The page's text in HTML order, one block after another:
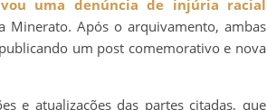
uma denúncia de injúria racial
Minerato. Após o arquivamento, ambas
um post comemorativo e nova
e atualizações das partes citadas, que